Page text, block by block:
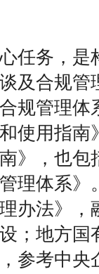
任务，是
及合规管
规管理体
使用指南
》，也包
理体系》
办法》，
；地方国
参考中央